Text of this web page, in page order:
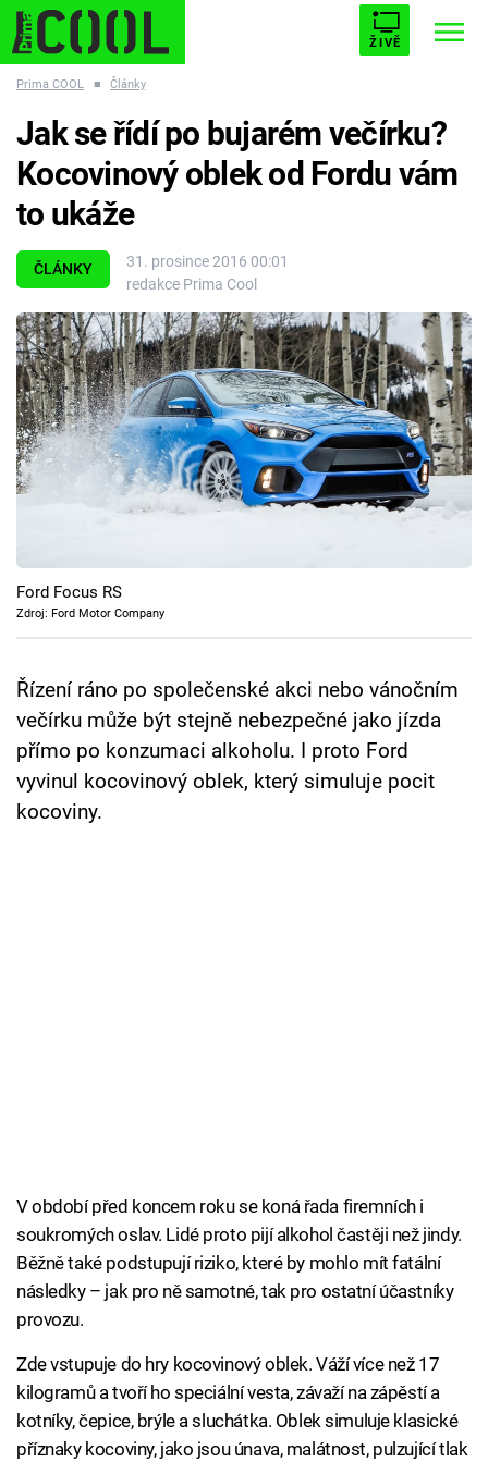
ŽIVĚ
ESCAPE PLNEJ KOTEL AVENGERS 5
Témata
Filmy
Seriály
Hry
Cool Esport
Pořady
TV Program
Přihlášení
Sledujte nás
Prima COOL ■ Články
ČLÁNKY
31. prosince 2016 00:01
redakce Prima Cool
Jak se řídí po bujarém večírku?
Kocovinový oblek od Fordu vám
to ukáže
Ford Focus RS
Zdroj: Ford Motor Company
Řízení ráno po společenské akci nebo vánočním
večírku může být stejně nebezpečné jako jízda
přímo po konzumaci alkoholu. I proto Ford
vyvinul kocovinový oblek, který simuluje pocit
kocoviny.
V období před koncem roku se koná řada firemních i
soukromých oslav. Lidé proto pijí alkohol častěji než jindy.
Běžně také podstupují riziko, které by mohlo mít fatální
následky – jak pro ně samotné, tak pro ostatní účastníky
provozu.
Zde vstupuje do hry kocovinový oblek. Váží více než 17
kilogramů a tvoří ho speciální vesta, závaží na zápěstí a
kotníky, čepice, brýle a sluchátka. Oblek simuluje klasické
příznaky kocoviny, jako jsou únava, malátnost, pulzující tlak